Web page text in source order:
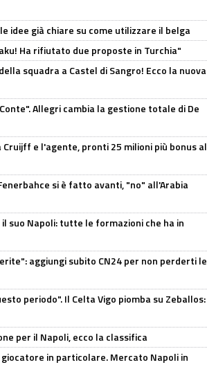
idee già chiare su come utilizzare il belga
Ha rifiutato due proposte in Turchia"
squadra a Castel di Sangro! Ecco la nuova
Allegri cambia la gestione totale di De
e l'agente, pronti 25 milioni più bonus al
si è fatto avanti, "no" all'Arabia
suo Napoli: tutte le formazioni che ha in
aggiungi subito CN24 per non perderti le
periodo". Il Celta Vigo piomba su Zeballos:
per il Napoli, ecco la classifica
in particolare. Mercato Napoli in